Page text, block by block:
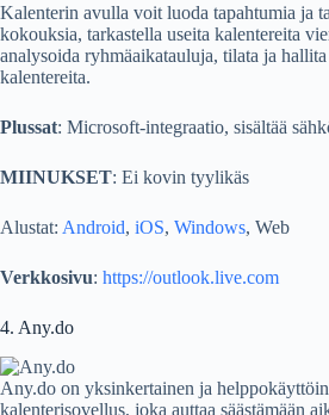
Kalenterin avulla voit luoda tapahtumia ja
kokouksia, tarkastella useita kalentereita
analysoida ryhmäaikatauluja, tilata ja
kalentereita.
Plussat: Microsoft-integraatio, sisältää
MIINUKSET: Ei kovin tyylikäs
Alustat: Android, iOS, Windows, Web
Verkkosivu: https://outlook.live.com
4. Any.do
Any.do on yksinkertainen ja
kalenterisovellus, joka auttaa säästämään